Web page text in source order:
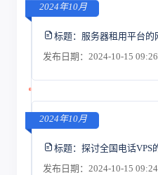
2024年10月
标题： 服务器租用平台的
发布日期：2024-10-15 09:26
2024年10月
标题： 探讨全国电话VPS
发布日期：2024-10-15 09:24